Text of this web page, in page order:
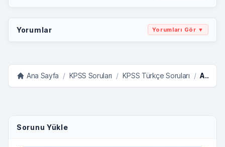
Sorunu Yükle
Yorumlar Yorumları Gör ▼
Ana Sayfa / KPSS Soruları / KPSS Türkçe Soruları / Anlatım Bozuklukları Test 3